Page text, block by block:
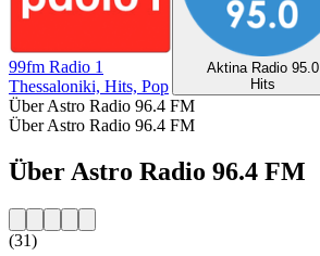
99fm Radio 1
Thessaloniki, Hits, Pop
Aktina Radio 95.0
Hits
Über Astro Radio 96.4 FM
Über Astro Radio 96.4 FM
Über Astro Radio 96.4 FM
(31)